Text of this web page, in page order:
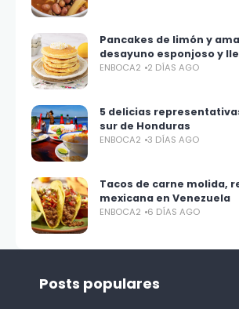
Pancakes de limón y
desayuno esponjoso y
ENBOCA2 2 DÍAS AGO
5 delicias
sur de Honduras
ENBOCA2 3 DÍAS AGO
Tacos de carne molida,
mexicana en Venezuela
ENBOCA2 6 DÍAS AGO
Posts populares